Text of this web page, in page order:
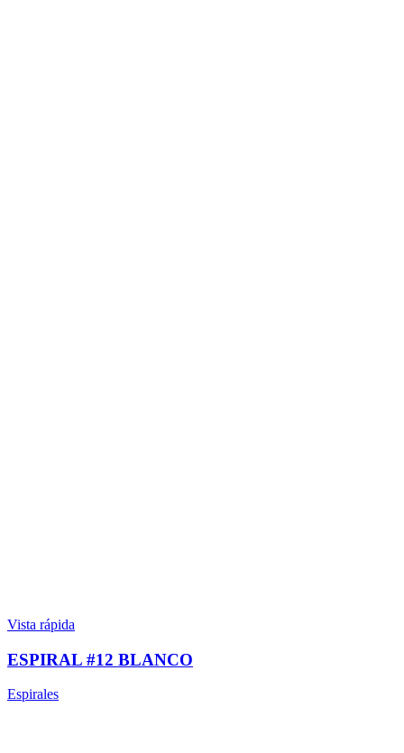
Vista rápida
ESPIRAL #12 BLANCO
Espirales